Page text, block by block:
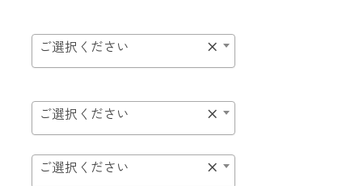
×
ご選択ください
×
ご選択ください
×
ご選択ください